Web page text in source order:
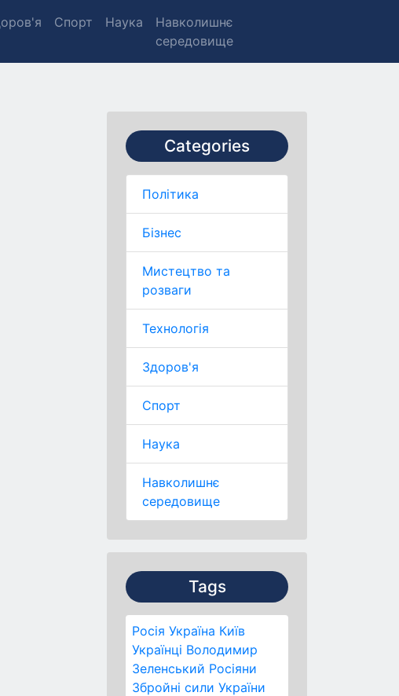
Спорт Наука
Навколишнє
середовище
Categories
Політика
Бізнес
Мистецтво та
розваги
Технологія
Здоров'я
Спорт
Наука
Навколишнє
середовище
Tags
Росія Україна Київ
Українці Володимир
Зеленський Росіяни
Збройні сили України